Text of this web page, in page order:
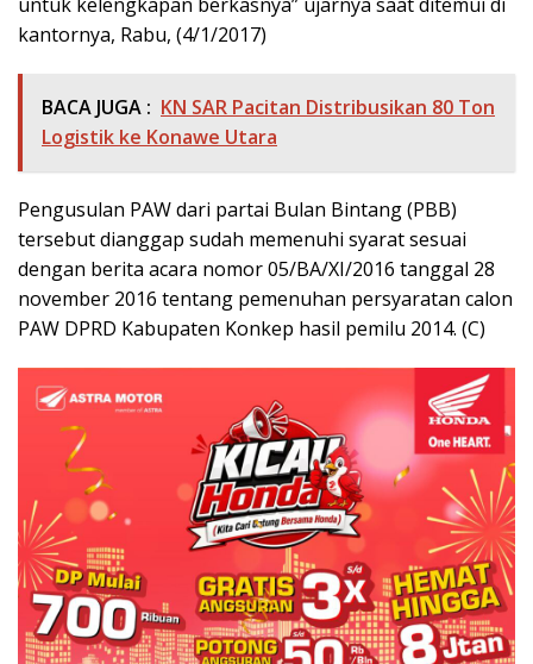
kantornya, Rabu, (4/1/2017)
BACA JUGA : KN SAR Pacitan Distribusikan 80 Ton
Logistik ke Konawe Utara
Pengusulan PAW dari partai Bulan Bintang (PBB)
tersebut dianggap sudah memenuhi syarat sesuai
dengan berita acara nomor 05/BA/XI/2016 tanggal 28
november 2016 tentang pemenuhan persyaratan calon
PAW DPRD Kabupaten Konkep hasil pemilu 2014. (C)